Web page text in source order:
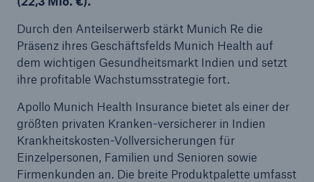
Durch den Anteilserwerb stärkt Munich Re die
Präsenz ihres Geschäftsfelds Munich Health auf
dem wichtigen Gesundheitsmarkt Indien und setzt
ihre profitable Wachstumsstrategie fort.
Apollo Munich Health Insurance bietet als einer der
größten privaten Kranken-versicherer in Indien
Krankheitskosten-Vollversicherungen für
Einzelpersonen, Familien und Senioren sowie
Firmenkunden an. Die breite Produktpalette umfasst
Reinsurance Property/Casualty